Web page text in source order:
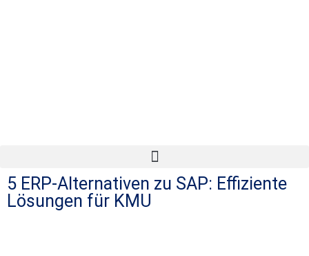
5 ERP-Alternativen zu SAP: Effiziente
Lösungen für KMU